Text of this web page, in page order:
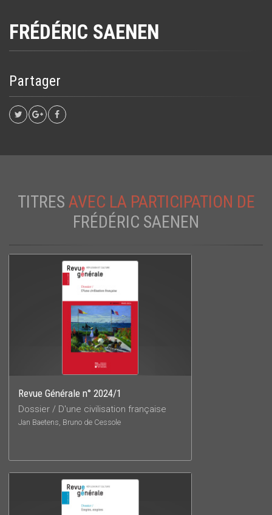
FRÉDÉRIC SAENEN
Partager
TITRES AVEC LA PARTICIPATION DE
FRÉDÉRIC SAENEN
Revue Générale n° 2024/1
Dossier / D'une civilisation française
Jan Baetens, Bruno de Cessole